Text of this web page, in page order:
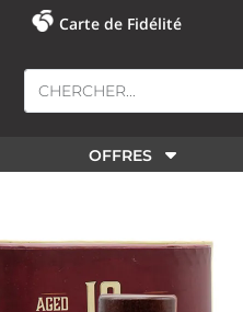
Carte de Fidélité
OFFRES